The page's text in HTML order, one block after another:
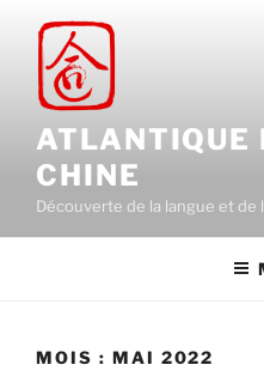
contenu
principal
ATLANTIQUE
CHINE
Découverte de la langue et
MOIS : MAI 2022